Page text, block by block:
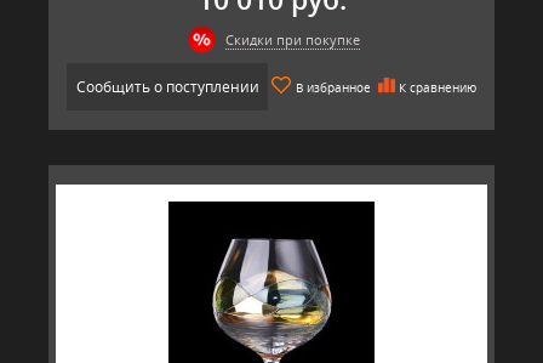
Скидки при покупке
Сообщить о поступлении В избранное К сравнению